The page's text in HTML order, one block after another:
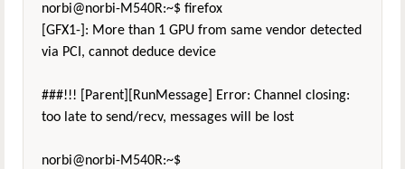
norbi@norbi-M540R:~$ firefox
[GFX1-]: More than 1 GPU from same vendor detected
via PCI, cannot deduce device
###!!! [Parent][RunMessage] Error: Channel closing:
too late to send/recv, messages will be lost
norbi@norbi-M540R:~$